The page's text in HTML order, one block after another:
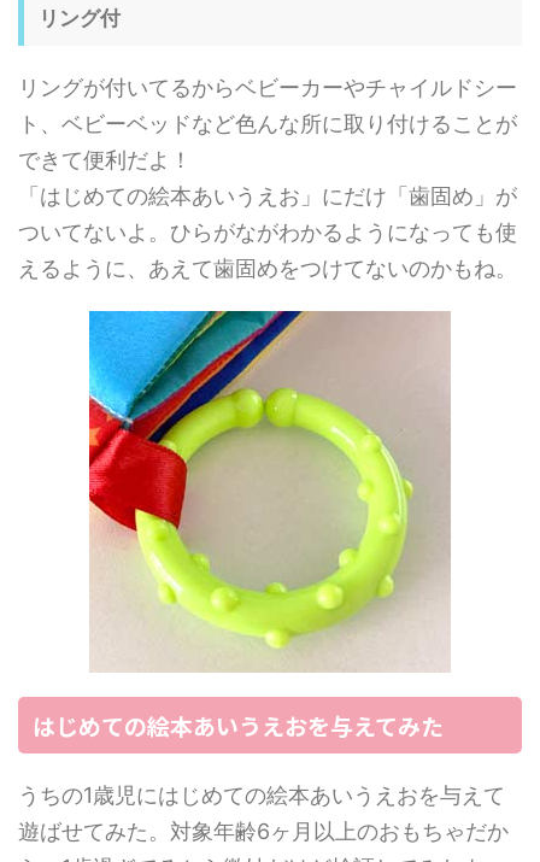
リング付
リングが付いてるからベビーカーやチャイルドシー
ト、ベビーベッドなど色んな所に取り付けることが
できて便利だよ！
「はじめての絵本あいうえお」にだけ「歯固め」が
ついてないよ。ひらがながわかるようになっても使
えるように、あえて歯固めをつけてないのかもね。
はじめての絵本あいうえおを与えてみた
うちの1歳児にはじめての絵本あいうえおを与えて
遊ばせてみた。対象年齢6ヶ月以上のおもちゃだか